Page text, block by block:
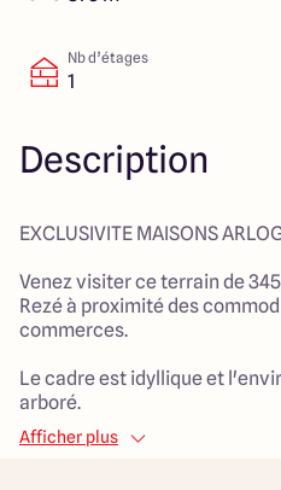
Nb d’étages
1
Description
EXCLUSIVITE MAISONS
Venez visiter ce terrain de
Rezé à proximité des
commerces.
Le cadre est idyllique et
arboré.
N'attendez plus et contactez
construction.
Afficher plus